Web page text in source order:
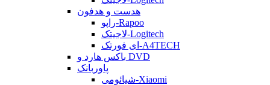
هدست و هدفون
راپو-Rapoo
لاجیتک-Logitech
ای فورتک-A4TECH
باکس هارد و DVD
پاوربانک
شیائومی-Xiaomi